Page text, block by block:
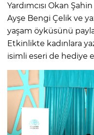
Yardımcısı Okan
Ayşe Bengi Çelik ve
yaşam öyküsünü
Etkinlikte kadınlara
isimli eseri de hediye